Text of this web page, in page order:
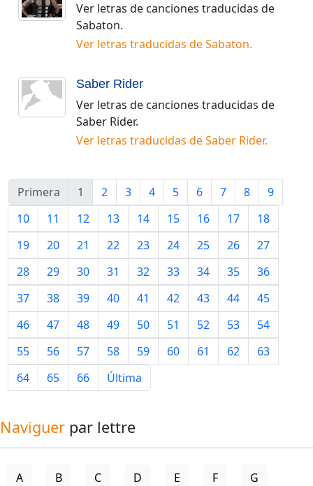
Ver letras de canciones traducidas de
Sabaton.
Ver letras traducidas deSabaton.
Saber Rider
Ver letras de canciones traducidas de
Saber Rider.
Ver letras traducidas deSaber Rider.
Primera 1 2 3 4 5 6 7 8
9
10
11 12 13 14 15 16 17
18
19
20 21 22 23 24 25 26
27
28
29 30 31 32 33 34 35
36
37
38 39 40 41 42 43 44
45
46
47 48 49 50 51 52 53
54
55
56 57 58 59 60 61 62
63
64
65 66 Última
Naviguer par lettre
A B C D E F G